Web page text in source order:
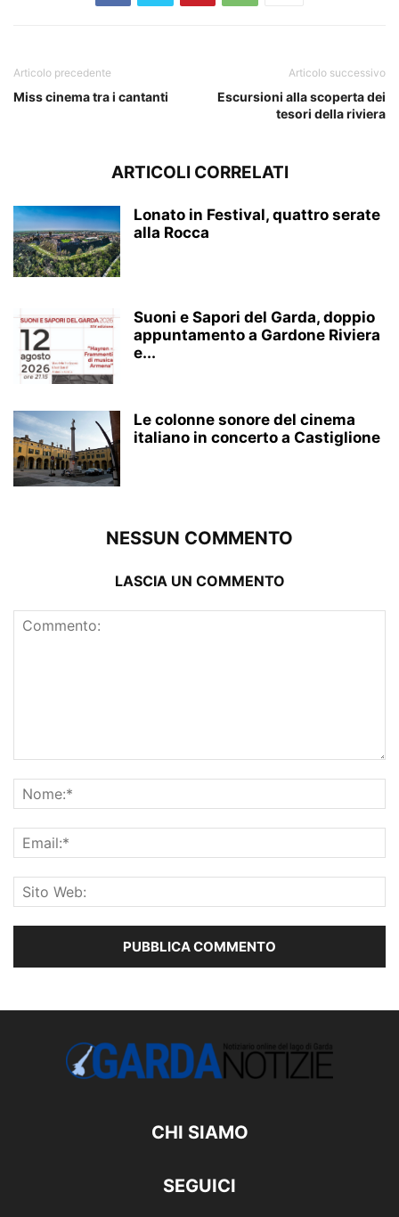
Articolo precedente
Miss cinema tra i cantanti
Articolo successivo
Escursioni alla scoperta dei
tesori della riviera
ARTICOLI CORRELATI
Lonato in Festival, quattro serate
alla Rocca
Suoni e Sapori del Garda, doppio
appuntamento a Gardone Riviera
e...
Le colonne sonore del cinema
italiano in concerto a Castiglione
NESSUN COMMENTO
LASCIA UN COMMENTO
CHI SIAMO
SEGUICI